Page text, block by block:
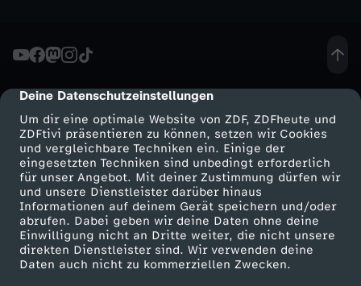
cmp-dialog-description
Deine Datenschutzeinstellungen
Um dir eine optimale Website von ZDF, ZDFheute und
ZDFtivi präsentieren zu können, setzen wir Cookies
und vergleichbare Techniken ein. Einige der
eingesetzten Techniken sind unbedingt erforderlich
für unser Angebot. Mit deiner Zustimmung dürfen wir
und unsere Dienstleister darüber hinaus
Informationen auf deinem Gerät speichern und/oder
abrufen. Dabei geben wir deine Daten ohne deine
Einwilligung nicht an Dritte weiter, die nicht unsere
direkten Dienstleister sind. Wir verwenden deine
Daten auch nicht zu kommerziellen Zwecken.
Mehr ZDF
ZDF-Apps
Smart TV
ZDFtext
Service
ZDFmitreden
Kontakt zum ZDF
Tickets